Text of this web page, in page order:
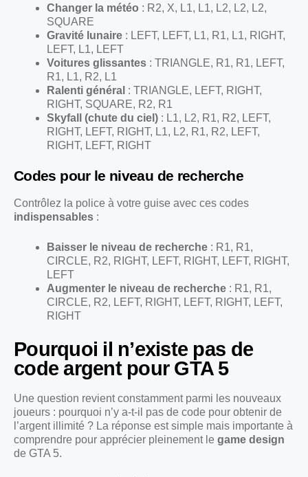
Changer la météo : R2, X, L1, L1, L2, L2, L2,
SQUARE
Gravité lunaire : LEFT, LEFT, L1, R1, L1, RIGHT,
LEFT, L1, LEFT
Voitures glissantes : TRIANGLE, R1, R1, LEFT,
R1, L1, R2, L1
Ralenti général : TRIANGLE, LEFT, RIGHT,
RIGHT, SQUARE, R2, R1
Skyfall (chute du ciel) : L1, L2, R1, R2, LEFT,
RIGHT, LEFT, RIGHT, L1, L2, R1, R2, LEFT,
RIGHT, LEFT, RIGHT
Codes pour le niveau de recherche
Contrôlez la police à votre guise avec ces codes
indispensables :
Baisser le niveau de recherche : R1, R1,
CIRCLE, R2, RIGHT, LEFT, RIGHT, LEFT, RIGHT,
LEFT
Augmenter le niveau de recherche : R1, R1,
CIRCLE, R2, LEFT, RIGHT, LEFT, RIGHT, LEFT,
RIGHT
Pourquoi il n’existe pas de
code argent pour GTA 5
Une question revient constamment parmi les nouveaux
joueurs : pourquoi n’y a-t-il pas de code pour obtenir de
l’argent illimité ? La réponse est simple mais importante à
comprendre pour apprécier pleinement le game design
de GTA 5.